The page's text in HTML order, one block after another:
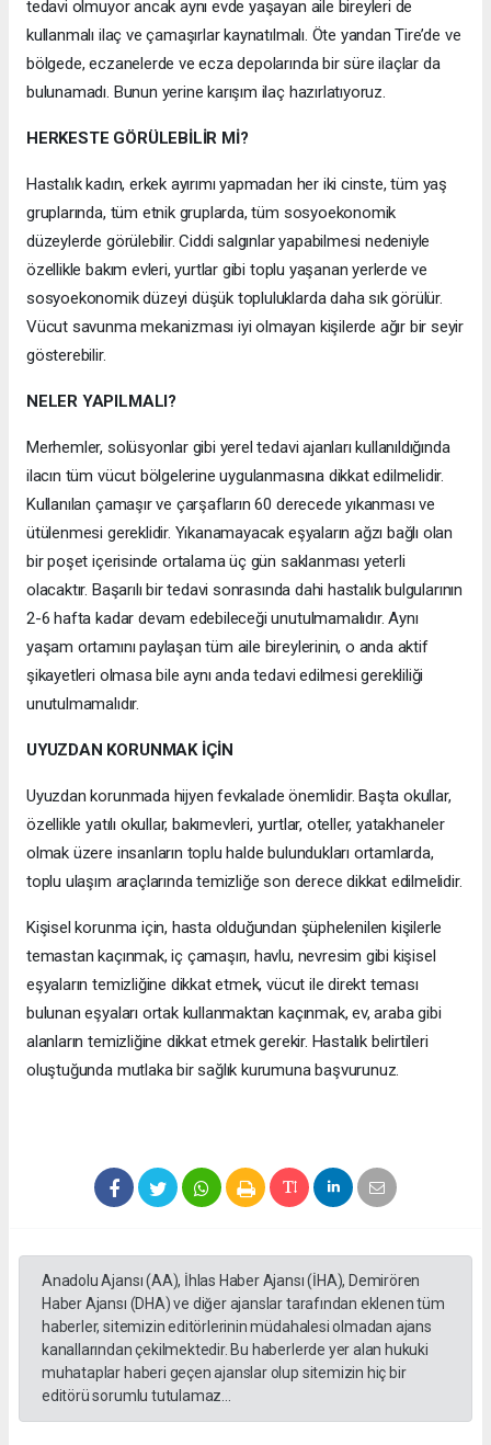
tedavi olmuyor ancak aynı evde yaşayan aile bireyleri de
kullanmalı ilaç ve çamaşırlar kaynatılmalı. Öte yandan Tire’de ve
bölgede, eczanelerde ve ecza depolarında bir süre ilaçlar da
bulunamadı. Bunun yerine karışım ilaç hazırlatıyoruz.
HERKESTE GÖRÜLEBİLİR Mİ?
Hastalık kadın, erkek ayırımı yapmadan her iki cinste, tüm yaş
gruplarında, tüm etnik gruplarda, tüm sosyoekonomik
düzeylerde görülebilir. Ciddi salgınlar yapabilmesi nedeniyle
özellikle bakım evleri, yurtlar gibi toplu yaşanan yerlerde ve
sosyoekonomik düzeyi düşük topluluklarda daha sık görülür.
Vücut savunma mekanizması iyi olmayan kişilerde ağır bir seyir
gösterebilir.
NELER YAPILMALI?
Merhemler, solüsyonlar gibi yerel tedavi ajanları kullanıldığında
ilacın tüm vücut bölgelerine uygulanmasına dikkat edilmelidir.
Kullanılan çamaşır ve çarşafların 60 derecede yıkanması ve
ütülenmesi gereklidir. Yıkanamayacak eşyaların ağzı bağlı olan
bir poşet içerisinde ortalama üç gün saklanması yeterli
olacaktır. Başarılı bir tedavi sonrasında dahi hastalık bulgularının
2-6 hafta kadar devam edebileceği unutulmamalıdır. Aynı
yaşam ortamını paylaşan tüm aile bireylerinin, o anda aktif
şikayetleri olmasa bile aynı anda tedavi edilmesi gerekliliği
unutulmamalıdır.
UYUZDAN KORUNMAK İÇİN
Uyuzdan korunmada hijyen fevkalade önemlidir. Başta okullar,
özellikle yatılı okullar, bakımevleri, yurtlar, oteller, yatakhaneler
olmak üzere insanların toplu halde bulundukları ortamlarda,
toplu ulaşım araçlarında temizliğe son derece dikkat edilmelidir.
Kişisel korunma için, hasta olduğundan şüphelenilen kişilerle
temastan kaçınmak, iç çamaşırı, havlu, nevresim gibi kişisel
eşyaların temizliğine dikkat etmek, vücut ile direkt teması
bulunan eşyaları ortak kullanmaktan kaçınmak, ev, araba gibi
alanların temizliğine dikkat etmek gerekir. Hastalık belirtileri
oluştuğunda mutlaka bir sağlık kurumuna başvurunuz.
Anadolu Ajansı (AA), İhlas Haber Ajansı (İHA), Demirören
Haber Ajansı (DHA) ve diğer ajanslar tarafından eklenen tüm
haberler, sitemizin editörlerinin müdahalesi olmadan ajans
kanallarından çekilmektedir. Bu haberlerde yer alan hukuki
muhataplar haberi geçen ajanslar olup sitemizin hiç bir
editörü sorumlu tutulamaz...